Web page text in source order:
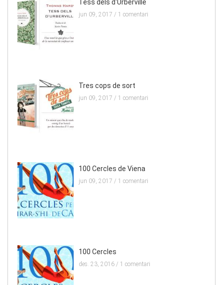
Tess dels d'Urberville
jun 09, 2017 / 1 comentari
Tres cops de sort
jun 09, 2017 / 1 comentari
100 Cercles de Viena
jun 09, 2017 / 1 comentari
100 Cercles
des. 23, 2016 / 1 comentari